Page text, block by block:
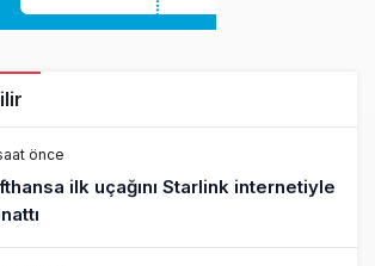
önce
ilk uçağını Starlink internetiyle